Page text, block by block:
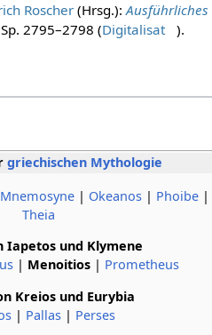
Roscher(Hrsg.):
2795–2798 (Digitalisat ).
griechischen Mythologie
Mnemosyne | Okeanos | Phoibe |
Theia
Iapetos und Klymene
| Menoitios | Prometheus
Kreios und Eurybia
| Pallas| Perses